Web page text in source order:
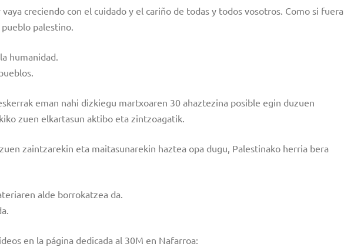
creciendo con el cuidado y el cariño de todas y todos vosotros. Como si fuera
palestino.
humanidad.
eman nahi dizkiegu martxoaren 30 ahaztezina posible egin duzuen
zuen elkartasun aktibo eta zintzoagatik.
zaintzarekin eta maitasunarekin haztea opa dugu, Palestinako herria bera
alde borrokatzea da.
en la página dedicada al 30M en Nafarroa: